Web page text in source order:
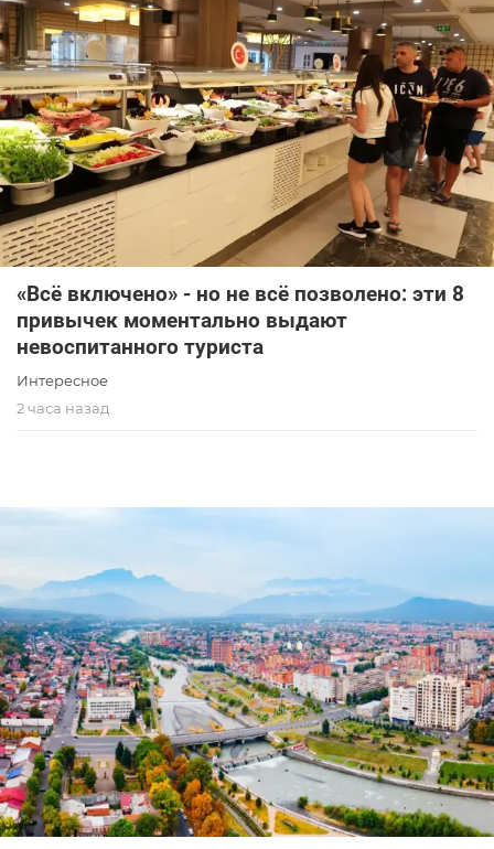
«Всё включено» - но не всё позволено: эти 8
привычек моментально выдают
невоспитанного туриста
Интересное
2 часа назад